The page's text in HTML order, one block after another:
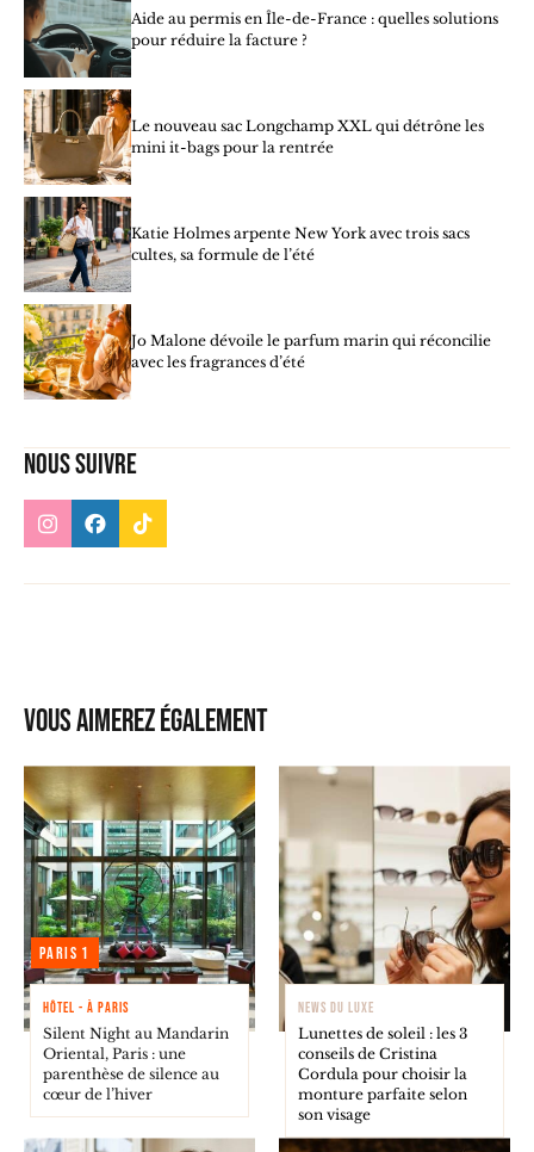
Aide au permis en Île-de-France : quelles solutions
pour réduire la facture ?
Le nouveau sac Longchamp XXL qui détrône les
mini it-bags pour la rentrée
Katie Holmes arpente New York avec trois sacs
cultes, sa formule de l’été
Jo Malone dévoile le parfum marin qui réconcilie
avec les fragrances d’été
Nous suivre
Vous aimerez également
Paris 1
HÔTEL - À PARIS
Silent Night au Mandarin
Oriental, Paris : une
parenthèse de silence au
cœur de l’hiver
NEWS DU LUXE
Lunettes de soleil : les 3
conseils de Cristina
Cordula pour choisir la
monture parfaite selon
son visage